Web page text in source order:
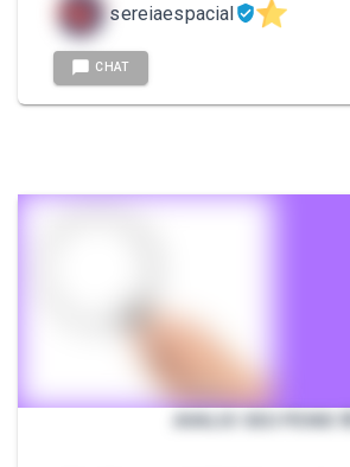
sereiaespacial
CHAT
AVALIO SEU PENIS 🌸